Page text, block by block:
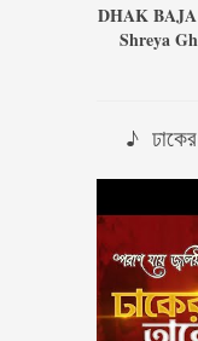
DHAK
Shreya
♪